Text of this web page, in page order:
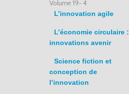
Volume 19- 4
L’innovation agile
L’économie circulaire :
innovations avenir
Science fiction et
conception de
l’innovation